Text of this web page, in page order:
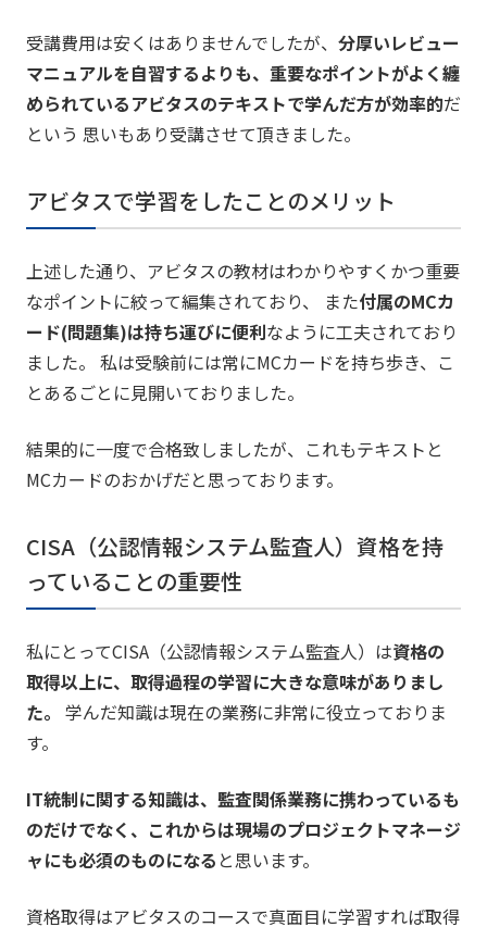
受講費用は安くはありませんでしたが、 分厚いレビュー
マニュアルを自習するよりも、重要なポイントがよく纏
められているアビタスのテキストで学んだ方が効率的だ
という 思いもあり受講させて頂きました。
アビタスで学習をしたことのメリット
上述した通り、アビタスの教材はわかりやすくかつ重要
なポイントに絞って編集されており、 また付属のMCカ
ード(問題集)は持ち運びに便利なように工夫されており
ました。 私は受験前には常にMCカードを持ち歩き、こ
とあるごとに見開いておりました。
結果的に一度で合格致しましたが、これもテキストと
MCカードのおかげだと思っております。
CISA（公認情報システム監査人）資格を持
っていることの重要性
私にとってCISA（公認情報システム監査人）は資格の
取得以上に、取得過程の学習に大きな意味がありまし
た。 学んだ知識は現在の業務に非常に役立っておりま
す。
IT統制に関する知識は、監査関係業務に携わっているも
のだけでなく、これからは現場のプロジェクトマネージ
ャにも必須のものになる と思います。
資格取得はアビタスのコースで真面目に学習すれば取得